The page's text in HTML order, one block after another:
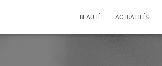
BEAUTÉ ACTUALITÉS